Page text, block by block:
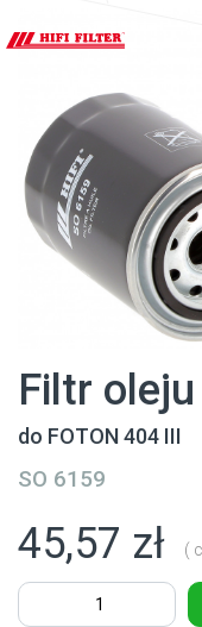
Filtr
do FOTON 404 III
SO 6159
45,57 zł (